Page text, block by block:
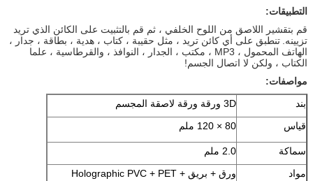
التطبيقات:
قم بتقشير اللاصق من اللوح الخلفي ، ثم قم بالتثبيت على الكائن الذي تريد
تزيينه. تنطبق على أي كائن تريد ، مثل حقيبة ، كتاب ، هدية ، بطاقة ، جدار ،
الهاتف المحمول ، MP3 ، مكتب ، الجدار ، النوافذ ، والقرطاسية ، علما
الكتاب ، ولكن لا اتصال الجسم!
مواصفات:
بند
3D ورقة ورقة لاصقة المجسم
قياس
80 × 120 ملم
سماكة
2.0 ملم
مواد
ورق + بريق + Holographic PVC + PET